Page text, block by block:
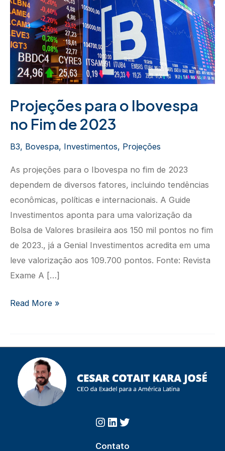
Projeções para o Ibovespa
no Fim de 2023
B3, Bovespa, Investimentos, Projeções
As projeções para o Ibovespa no fim de 2023
dependem de diversos fatores, incluindo tendências
econômicas, políticas e internacionais. A Guide
Investimentos aponta para uma valorização da
Bolsa de Valores brasileira aos 150 mil pontos no fim
de 2023., já a Genial Investimentos acredita em uma
leve valorização aos 109.700 pontos. Fonte: Revista
Exame A […]
Projeções
Ibovespa
Fim
Read More »
Instagram
https://www.linkedin.com/in/cesarcotait/
Twitter
Contato